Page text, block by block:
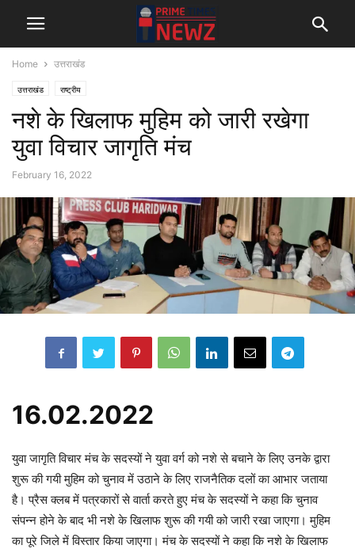
Home उत्तराखंड
उत्तराखंड राष्ट्रीय
नशे के खिलाफ मुहिम को जारी रखेगा
युवा विचार जागृति मंच
February 16, 2022
16.02.2022
युवा जागृति विचार मंच के सदस्यों ने युवा वर्ग को नशे से बचाने के लिए उनके द्वारा
शुरू की गयी मुहिम को चुनाव में उठाने के लिए राजनैतिक दलों का आभार जताया
है। प्रैस क्लब में पत्रकारों से वार्ता करते हुए मंच के सदस्यों ने कहा कि चुनाव
संपन्न होने के बाद भी नशे के खिलाफ शुरू की गयी को जारी रखा जाएगा। मुहिम
का पूरे जिले में विस्तार किया जाएगा। मंच के सदस्यों ने कहा कि नशे के खिलाफ